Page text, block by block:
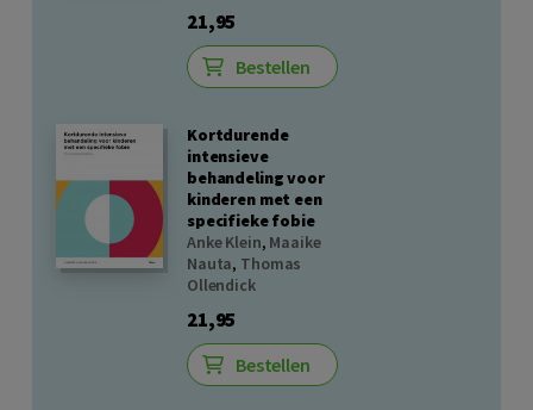
21,95
Bestellen
Kortdurende
intensieve
behandeling voor
kinderen met een
specifieke fobie
Anke Klein, Maaike
Nauta, Thomas
Ollendick
21,95
Bestellen